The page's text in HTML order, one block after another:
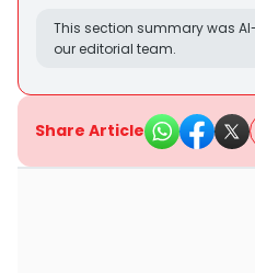
This section summary was
our editorial team.
Share Article